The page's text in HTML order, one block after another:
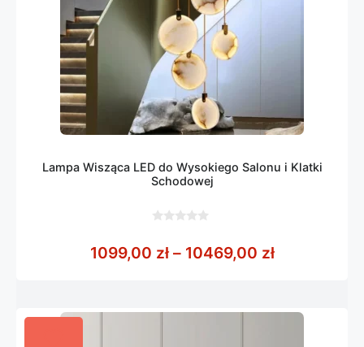
Lampa Wisząca LED do Wysokiego Salonu i Klatki
Schodowej
5
1099,00 zł – 10469,00 złZakres